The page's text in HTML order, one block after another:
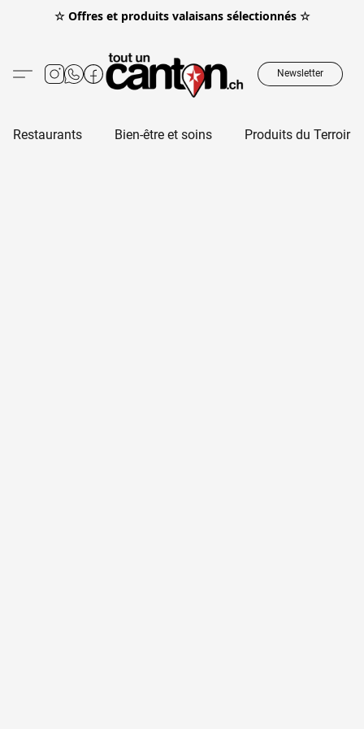
☆ Offres et produits valaisans sélectionnés ☆
Newsletter
Restaurants Bien-être et soins Produits du Terroir